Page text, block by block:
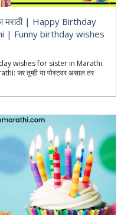
मराठी | Happy Birthday
| Funny birthday wishes
wishes for sister in Marathi.
जर तुम्ही या पोस्टवर असाल तर